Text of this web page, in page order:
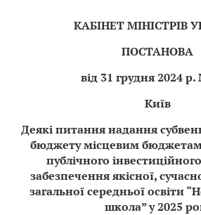
КАБІНЕТ МІНІСТРІВ
ПОСТАНОВА
від 31 грудня 2024 р.
Київ
Деякі питання надання
бюджету місцевим бюджетам
публічного
забезпечення якісної,
загальної середньої освіти
школа” у 2025